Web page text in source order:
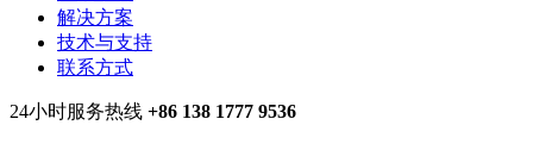
解决方案
技术与支持
联系方式
24小时服务热线 +86 138 1777 9536